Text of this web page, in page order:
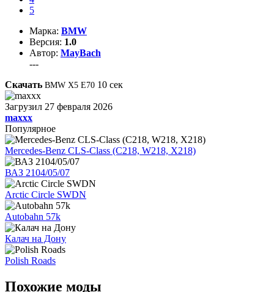
5
Марка: BMW
Версия: 1.0
Автор: MayBach
---
Скачать BMW X5 E70 10 сек
Загрузил 27 февраля 2026
maxxx
Популярное
Mercedes-Benz CLS-Class (C218, W218, X218)
ВАЗ 2104/05/07
Arctic Circle SWDN
Autobahn 57k
Калач на Дону
Polish Roads
Похожие моды